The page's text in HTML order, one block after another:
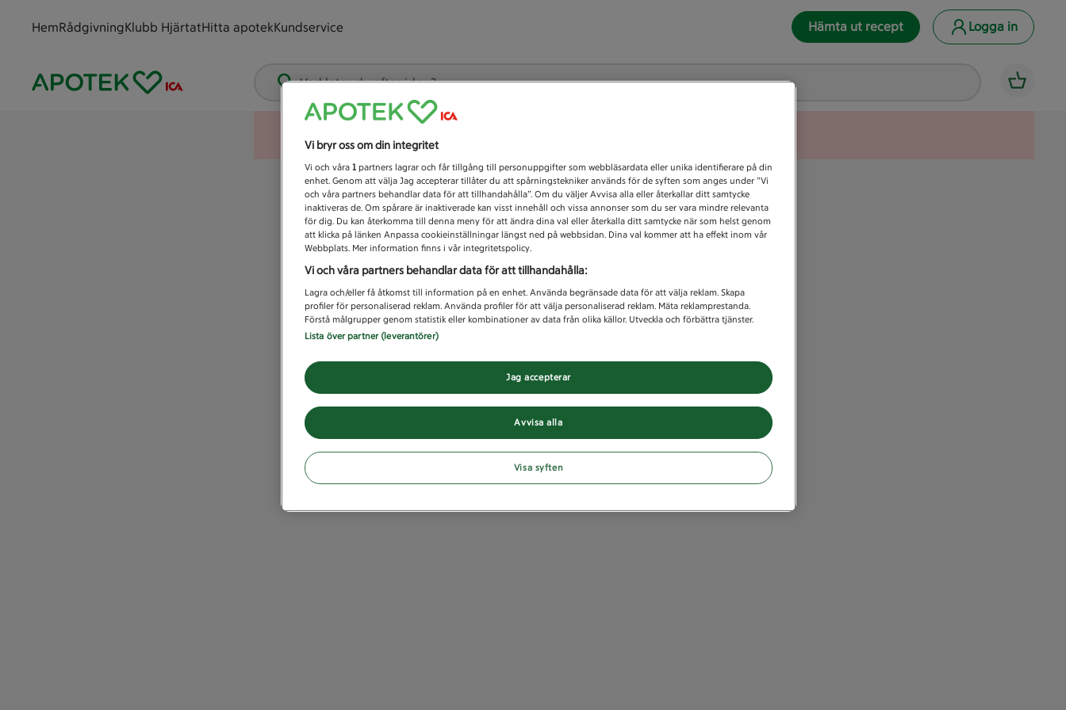
HemRådgivningKlubb HjärtatHitta apotekKundservice Hämta ut recept Logga in
Vad letar du efter idag?
Vi bryr oss om din integritet
Vi och våra 1 partners lagrar och får tillgång till personuppgifter som webbläsardata eller unika identifierare på din
enhet. Genom att välja Jag accepterar tillåter du att spårningstekniker används för de syften som anges under ”Vi
och våra partners behandlar data för att tillhandahålla”. Om du väljer Avvisa alla eller återkallar ditt samtycke
inaktiveras de. Om spårare är inaktiverade kan visst innehåll och vissa annonser som du ser vara mindre relevanta
för dig. Du kan återkomma till denna meny för att ändra dina val eller återkalla ditt samtycke när som helst genom
att klicka på länken Anpassa cookieinställningar längst ned på webbsidan. Dina val kommer att ha effekt inom vår
Webbplats. Mer information finns i vår integritetspolicy.
Vi och våra partners behandlar data för att tillhandahålla:
Lagra och/eller få åtkomst till information på en enhet. Använda begränsade data för att välja reklam. Skapa
profiler för personaliserad reklam. Använda profiler för att välja personaliserad reklam. Mäta reklamprestanda.
Förstå målgrupper genom statistik eller kombinationer av data från olika källor. Utveckla och förbättra tjänster.
Lista över partner (leverantörer)
Avvisa alla
Jag accepterar
Visa syften